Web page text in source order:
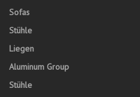
Sofas
Stühle
Liegen
Aluminum Group
Stühle